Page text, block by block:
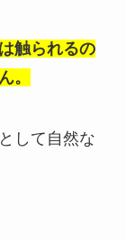
触られるの
。
して自然な